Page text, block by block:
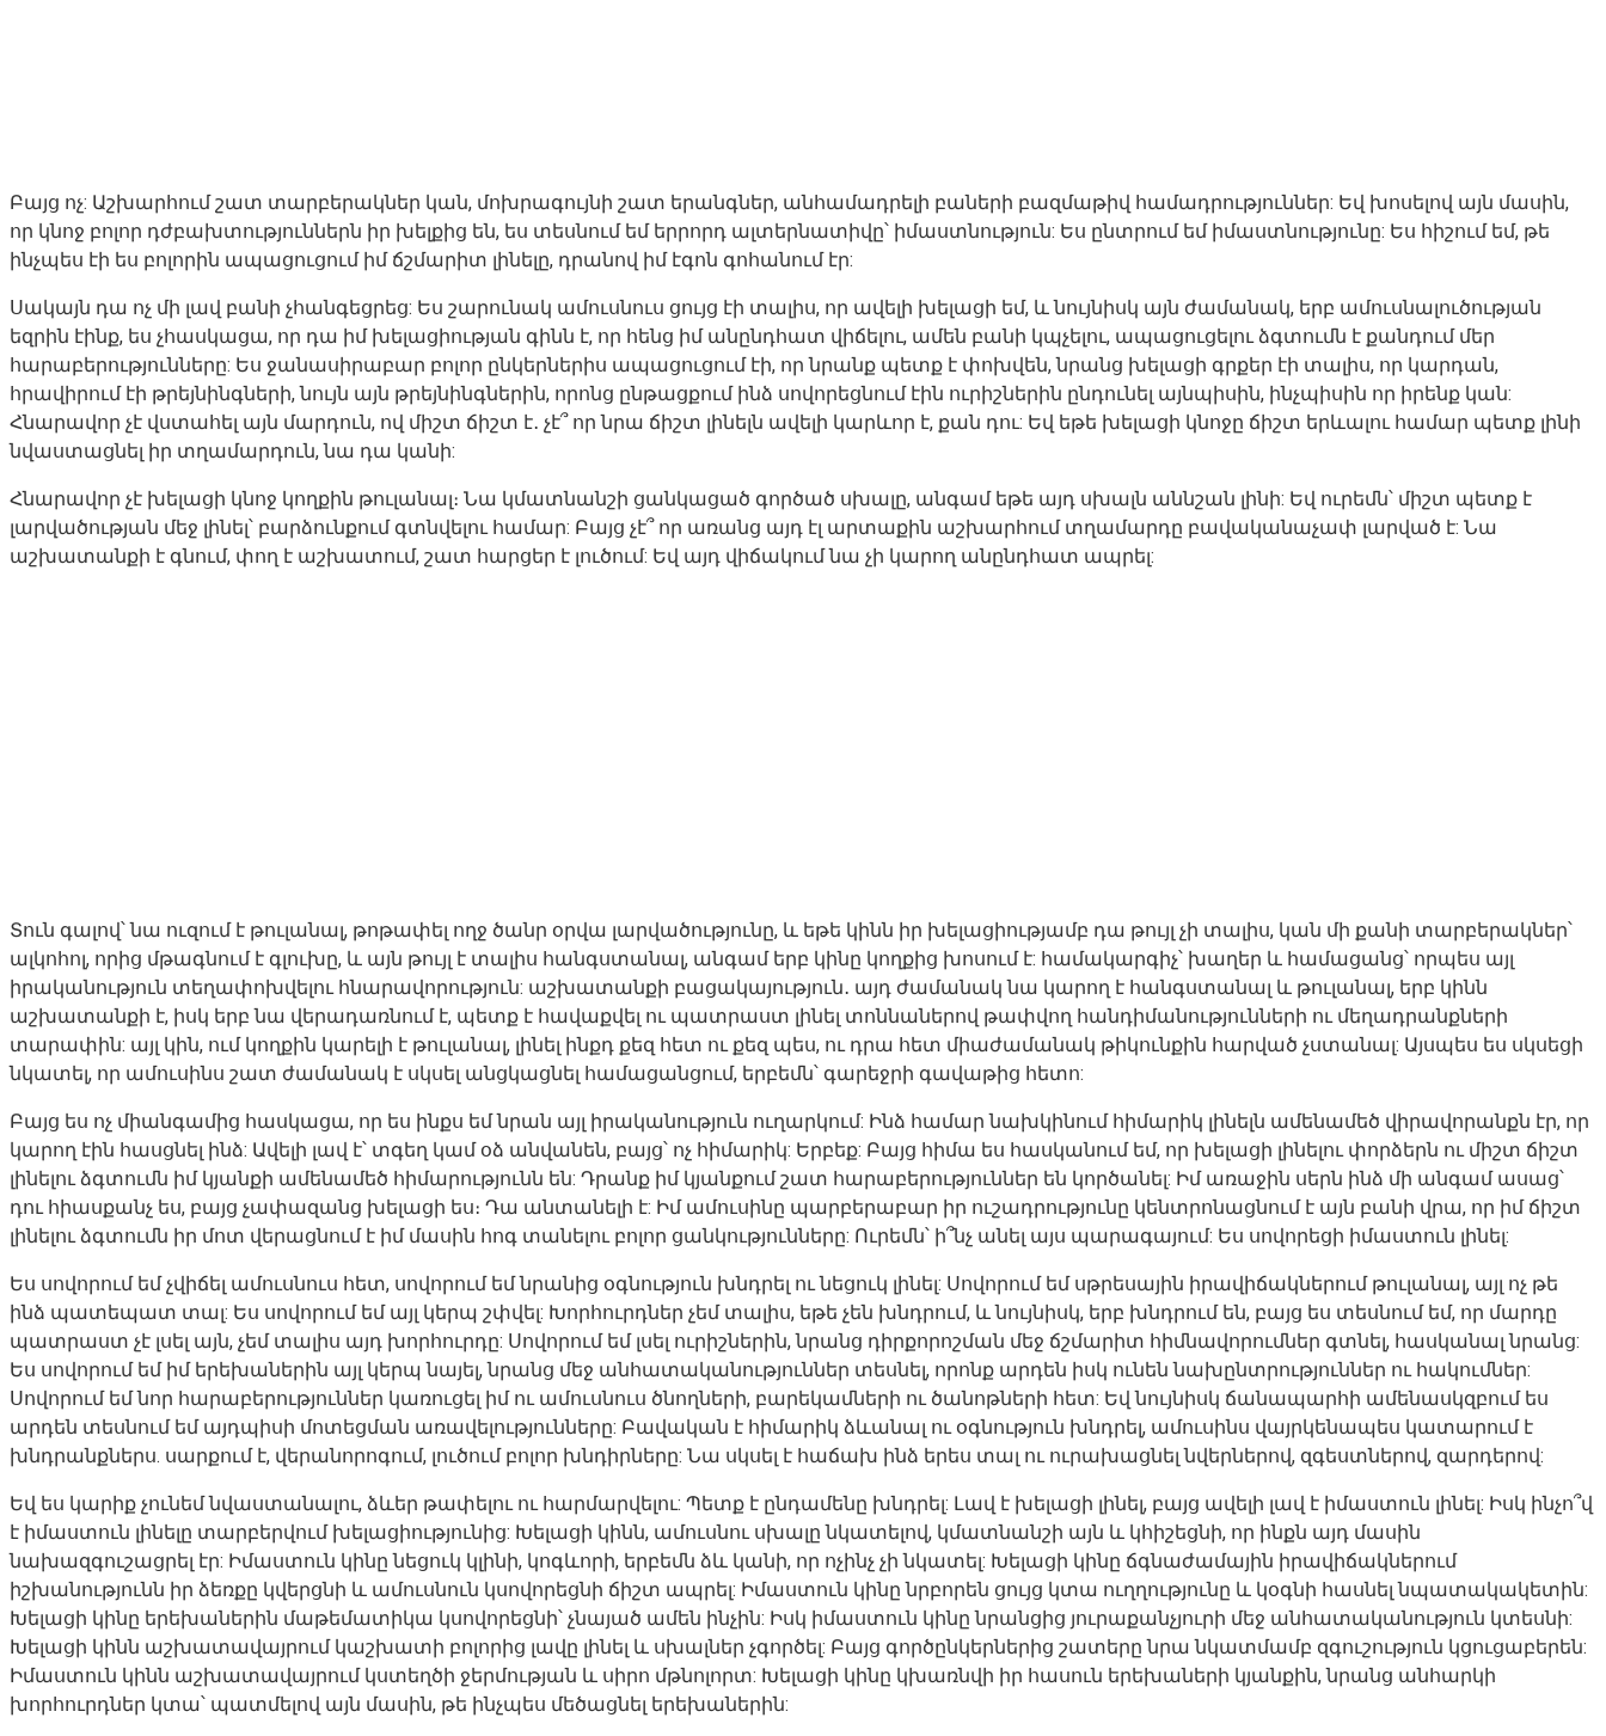
Բայց ոչ: Աշխարհում շատ տարբերակներ կան, մոխրագույնի շատ երանգներ, անհամադրելի բաների բազմաթիվ համադրություններ: Եվ խոսելով այն մասին,
որ կնոջ բոլոր դժբախտություններն իր խելքից են, ես տեսնում եմ երրորդ ալտերնատիվը՝ իմաստնություն: Ես ընտրում եմ իմաստնությունը: Ես հիշում եմ, թե
ինչպես էի ես բոլորին ապացուցում իմ ճշմարիտ լինելը, դրանով իմ էգոն գոհանում էր:
Սակայն դա ոչ մի լավ բանի չհանգեցրեց: Ես շարունակ ամուսնուս ցույց էի տալիս, որ ավելի խելացի եմ, և նույնիսկ այն ժամանակ, երբ ամուսնալուծության
եզրին էինք, ես չհասկացա, որ դա իմ խելացիության գինն է, որ հենց իմ անընդհատ վիճելու, ամեն բանի կպչելու, ապացուցելու ձգտումն է քանդում մեր
հարաբերությունները: Ես ջանասիրաբար բոլոր ընկերներիս ապացուցում էի, որ նրանք պետք է փոխվեն, նրանց խելացի գրքեր էի տալիս, որ կարդան,
հրավիրում էի թրեյնինգների, նույն այն թրեյնինգներին, որոնց ընթացքում ինձ սովորեցնում էին ուրիշներին ընդունել այնպիսին, ինչպիսին որ իրենք կան:
Հնարավոր չէ վստահել այն մարդուն, ով միշտ ճիշտ է․ չէ՞ որ նրա ճիշտ լինելն ավելի կարևոր է, քան դու: Եվ եթե խելացի կնոջը ճիշտ երևալու համար պետք լինի
նվաստացնել իր տղամարդուն, նա դա կանի:
Հնարավոր չէ խելացի կնոջ կողքին թուլանալ։ Նա կմատնանշի ցանկացած գործած սխալը, անգամ եթե այդ սխալն աննշան լինի: Եվ ուրեմն՝ միշտ պետք է
լարվածության մեջ լինել՝ բարձունքում գտնվելու համար: Բայց չէ՞ որ առանց այդ էլ արտաքին աշխարհում տղամարդը բավականաչափ լարված է: Նա
աշխատանքի է գնում, փող է աշխատում, շատ հարցեր է լուծում: Եվ այդ վիճակում նա չի կարող անընդհատ ապրել:
Տուն գալով՝ նա ուզում է թուլանալ, թոթափել ողջ ծանր օրվա լարվածությունը, և եթե կինն իր խելացիությամբ դա թույլ չի տալիս, կան մի քանի տարբերակներ՝
ալկոհոլ, որից մթագնում է գլուխը, և այն թույլ է տալիս հանգստանալ, անգամ երբ կինը կողքից խոսում է: համակարգիչ՝ խաղեր և համացանց՝ որպես այլ
իրականություն տեղափոխվելու հնարավորություն: աշխատանքի բացակայություն․ այդ ժամանակ նա կարող է հանգստանալ և թուլանալ, երբ կինն
աշխատանքի է, իսկ երբ նա վերադառնում է, պետք է հավաքվել ու պատրաստ լինել տոննաներով թափվող հանդիմանությունների ու մեղադրանքների
տարափին: այլ կին, ում կողքին կարելի է թուլանալ, լինել ինքդ քեզ հետ ու քեզ պես, ու դրա հետ միաժամանակ թիկունքին հարված չստանալ: Այսպես ես սկսեցի
նկատել, որ ամուսինս շատ ժամանակ է սկսել անցկացնել համացանցում, երբեմն՝ գարեջրի գավաթից հետո:
Բայց ես ոչ միանգամից հասկացա, որ ես ինքս եմ նրան այլ իրականություն ուղարկում: Ինձ համար նախկինում հիմարիկ լինելն ամենամեծ վիրավորանքն էր, որ
կարող էին հասցնել ինձ: Ավելի լավ է՝ տգեղ կամ օձ անվանեն, բայց՝ ոչ հիմարիկ: Երբեք: Բայց հիմա ես հասկանում եմ, որ խելացի լինելու փորձերն ու միշտ ճիշտ
լինելու ձգտումն իմ կյանքի ամենամեծ հիմարությունն են: Դրանք իմ կյանքում շատ հարաբերություններ են կործանել: Իմ առաջին սերն ինձ մի անգամ ասաց՝
դու հիասքանչ ես, բայց չափազանց խելացի ես։ Դա անտանելի է: Իմ ամուսինը պարբերաբար իր ուշադրությունը կենտրոնացնում է այն բանի վրա, որ իմ ճիշտ
լինելու ձգտումն իր մոտ վերացնում է իմ մասին հոգ տանելու բոլոր ցանկությունները: Ուրեմն՝ ի՞նչ անել այս պարագայում: Ես սովորեցի իմաստուն լինել:
Ես սովորում եմ չվիճել ամուսնուս հետ, սովորում եմ նրանից օգնություն խնդրել ու նեցուկ լինել: Սովորում եմ սթրեսային իրավիճակներում թուլանալ, այլ ոչ թե
ինձ պատեպատ տալ: Ես սովորում եմ այլ կերպ շփվել: Խորհուրդներ չեմ տալիս, եթե չեն խնդրում, և նույնիսկ, երբ խնդրում են, բայց ես տեսնում եմ, որ մարդը
պատրաստ չէ լսել այն, չեմ տալիս այդ խորհուրդը: Սովորում եմ լսել ուրիշներին, նրանց դիրքորոշման մեջ ճշմարիտ հիմնավորումներ գտնել, հասկանալ նրանց:
Ես սովորում եմ իմ երեխաներին այլ կերպ նայել, նրանց մեջ անհատականություններ տեսնել, որոնք արդեն իսկ ունեն նախընտրություններ ու հակումներ:
Սովորում եմ նոր հարաբերություններ կառուցել իմ ու ամուսնուս ծնողների, բարեկամների ու ծանոթների հետ: Եվ նույնիսկ ճանապարհի ամենասկզբում ես
արդեն տեսնում եմ այդպիսի մոտեցման առավելությունները: Բավական է հիմարիկ ձևանալ ու օգնություն խնդրել, ամուսինս վայրկենապես կատարում է
խնդրանքներս. սարքում է, վերանորոգում, լուծում բոլոր խնդիրները: Նա սկսել է հաճախ ինձ երես տալ ու ուրախացնել նվերներով, զգեստներով, զարդերով:
Եվ ես կարիք չունեմ նվաստանալու, ձևեր թափելու ու հարմարվելու: Պետք է ընդամենը խնդրել: Լավ է խելացի լինել, բայց ավելի լավ է իմաստուն լինել: Իսկ ինչո՞վ
է իմաստուն լինելը տարբերվում խելացիությունից: Խելացի կինն, ամուսնու սխալը նկատելով, կմատնանշի այն և կհիշեցնի, որ ինքն այդ մասին
նախազգուշացրել էր: Իմաստուն կինը նեցուկ կլինի, կոգևորի, երբեմն ձև կանի, որ ոչինչ չի նկատել: Խելացի կինը ճգնաժամային իրավիճակներում
իշխանությունն իր ձեռքը կվերցնի և ամուսնուն կսովորեցնի ճիշտ ապրել: Իմաստուն կինը նրբորեն ցույց կտա ուղղությունը և կօգնի հասնել նպատակակետին:
Խելացի կինը երեխաներին մաթեմատիկա կսովորեցնի՝ չնայած ամեն ինչին: Իսկ իմաստուն կինը նրանցից յուրաքանչյուրի մեջ անհատականություն կտեսնի:
Խելացի կինն աշխատավայրում կաշխատի բոլորից լավը լինել և սխալներ չգործել: Բայց գործընկերներից շատերը նրա նկատմամբ զգուշություն կցուցաբերեն:
Իմաստուն կինն աշխատավայրում կստեղծի ջերմության և սիրո մթնոլորտ: Խելացի կինը կխառնվի իր հասուն երեխաների կյանքին, նրանց անհարկի
խորհուրդներ կտա՝ պատմելով այն մասին, թե ինչպես մեծացնել երեխաներին: